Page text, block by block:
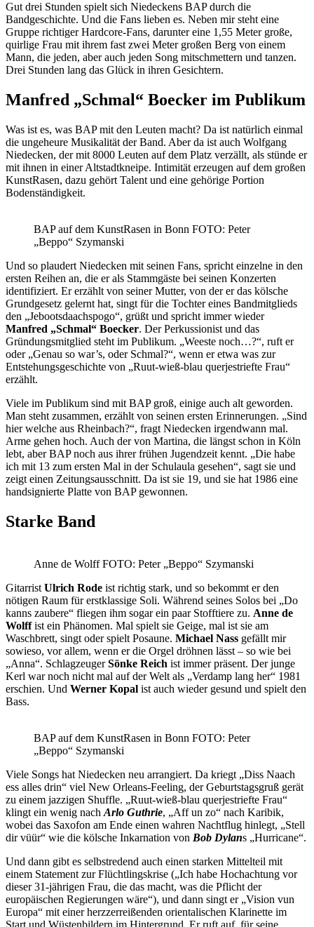
Gut drei Stunden spielt sich Niedeckens BAP durch die
Bandgeschichte. Und die Fans lieben es. Neben mir steht eine
Gruppe richtiger Hardcore-Fans, darunter eine 1,55 Meter große,
quirlige Frau mit ihrem fast zwei Meter großen Berg von einem
Mann, die jeden, aber auch jeden Song mitschmettern und tanzen.
Drei Stunden lang das Glück in ihren Gesichtern.
Manfred „Schmal“ Boecker im Publikum
Was ist es, was BAP mit den Leuten macht? Da ist natürlich einmal
die ungeheure Musikalität der Band. Aber da ist auch Wolfgang
Niedecken, der mit 8000 Leuten auf dem Platz verzällt, als stünde er
mit ihnen in einer Altstadtkneipe. Intimität erzeugen auf dem großen
KunstRasen, dazu gehört Talent und eine gehörige Portion
Bodenständigkeit.
BAP auf dem KunstRasen in Bonn FOTO: Peter
„Beppo“ Szymanski
Und so plaudert Niedecken mit seinen Fans, spricht einzelne in den
ersten Reihen an, die er als Stammgäste bei seinen Konzerten
identifiziert. Er erzählt von seiner Mutter, von der er das kölsche
Grundgesetz gelernt hat, singt für die Tochter eines Bandmitglieds
den „Jebootsdaachspogo“, grüßt und spricht immer wieder
Manfred „Schmal“ Boecker. Der Perkussionist und das
Gründungsmitglied steht im Publikum. „Weeste noch…?“, ruft er
oder „Genau so war’s, oder Schmal?“, wenn er etwa was zur
Entstehungsgeschichte von „Ruut-wieß-blau querjestriefte Frau“
erzählt.
Viele im Publikum sind mit BAP groß, einige auch alt geworden.
Man steht zusammen, erzählt von seinen ersten Erinnerungen. „Sind
hier welche aus Rheinbach?“, fragt Niedecken irgendwann mal.
Arme gehen hoch. Auch der von Martina, die längst schon in Köln
lebt, aber BAP noch aus ihrer frühen Jugendzeit kennt. „Die habe
ich mit 13 zum ersten Mal in der Schulaula gesehen“, sagt sie und
zeigt einen Zeitungsausschnitt. Da ist sie 19, und sie hat 1986 eine
handsignierte Platte von BAP gewonnen.
Starke Band
Anne de Wolff FOTO: Peter „Beppo“ Szymanski
Gitarrist Ulrich Rode ist richtig stark, und so bekommt er den
nötigen Raum für erstklassige Soli. Während seines Solos bei „Do
kanns zaubere“ fliegen ihm sogar ein paar Stofftiere zu. Anne de
Wolffist ein Phänomen. Mal spielt sie Geige, mal ist sie am
Waschbrett, singt oder spielt Posaune. Michael Nass gefällt mir
sowieso, vor allem, wenn er die Orgel dröhnen lässt – so wie bei
„Anna“. SchlagzeugerSönke Reich ist immer präsent. Der junge
Kerl war noch nicht mal auf der Welt als „Verdamp lang her“ 1981
erschien. Und Werner Kopal ist auch wieder gesund und spielt den
Bass.
BAP auf dem KunstRasen in Bonn FOTO: Peter
„Beppo“ Szymanski
Viele Songs hat Niedecken neu arrangiert. Da kriegt „Diss Naach
ess alles drin“ viel New Orleans-Feeling, der Geburtstagsgruß gerät
zu einem jazzigen Shuffle. „Ruut-wieß-blau querjestriefte Frau“
klingt ein wenig nach Arlo Guthrie, „Aff un zo“ nach Karibik,
wobei das Saxofon am Ende einen wahren Nachtflug hinlegt, „Stell
dir vüür“ wie die kölsche Inkarnation von Bob Dylans „Hurricane“.
Und dann gibt es selbstredend auch einen starken Mittelteil mit
einem Statement zur Flüchtlingskrise („Ich habe Hochachtung vor
dieser 31-jährigen Frau, die das macht, was die Pflicht der
europäischen Regierungen wäre“), und dann singt er „Vision vun
Europa“ mit einer herzzerreißenden orientalischen Klarinette im
Start und Wüstenbildern im Hintergrund. Er ruft auf, für seine